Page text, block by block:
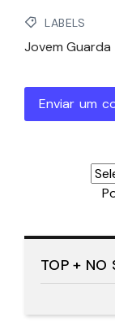
LABELS
Jovem Guarda
Enviar um
TOP + NO